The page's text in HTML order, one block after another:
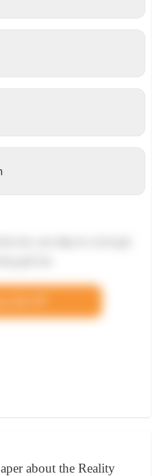
about the Reality